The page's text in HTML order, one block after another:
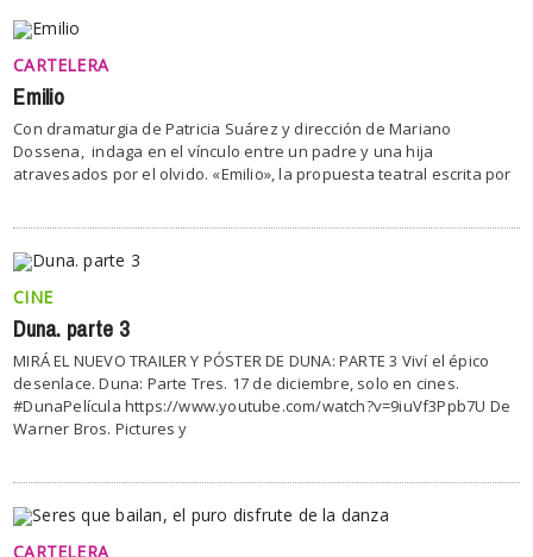
CARTELERA
Emilio
Con dramaturgia de Patricia Suárez y dirección de Mariano
Dossena, indaga en el vínculo entre un padre y una hija
atravesados por el olvido. «Emilio», la propuesta teatral escrita por
CINE
Duna. parte 3
MIRÁ EL NUEVO TRAILER Y PÓSTER DE DUNA: PARTE 3 Viví el épico
desenlace. Duna: Parte Tres. 17 de diciembre, solo en cines.
#DunaPelícula https://www.youtube.com/watch?v=9iuVf3Ppb7U De
Warner Bros. Pictures y
CARTELERA